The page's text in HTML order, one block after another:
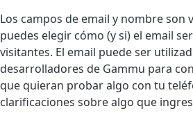
Los campos de email y nombre son
puedes elegir cómo (y si) el email
visitantes. El email puede ser
desarrolladores de Gammu para
que quieran probar algo con tu
clarificaciones sobre algo que